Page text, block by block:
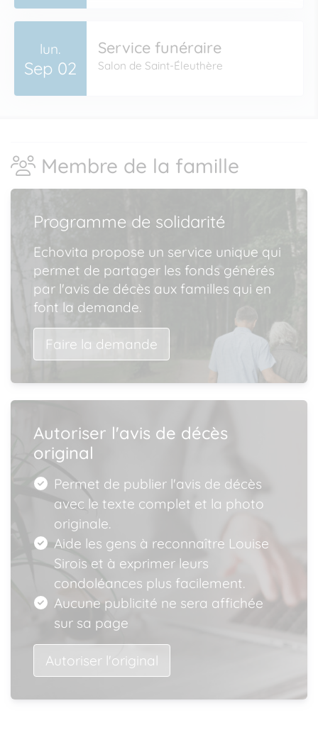
lun.
Sep 02
Service funéraire
Salon de Saint-Éleuthère
Membre de la famille
Programme de solidarité
Echovita propose un service unique qui
permet de partager les fonds générés
par l'avis de décès aux familles qui en
font la demande.
Faire la demande
Autoriser l'avis de décès
original
Permet de publier l'avis de décès
avec le texte complet et la photo
originale.
Aide les gens à reconnaître Louise
Sirois et à exprimer leurs
condoléances plus facilement.
Aucune publicité ne sera affichée
sur sa page
Autoriser l'original